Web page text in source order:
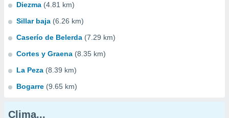
Diezma (4.81 km)
Sillar baja (6.26 km)
Caserío de Belerda (7.29 km)
Cortes y Graena (8.35 km)
La Peza (8.39 km)
Bogarre (9.65 km)
Clima...